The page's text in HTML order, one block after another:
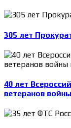
305 лет
40 лет
ветеранов